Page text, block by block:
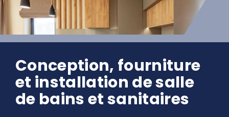
Conception, fourniture
et installation de salle
de bains et sanitaires